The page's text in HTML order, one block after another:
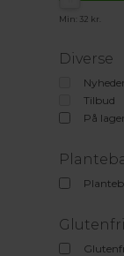
Min: 32 kr.
Diverse
Nyheder
Tilbud
På lager
Glutenfri